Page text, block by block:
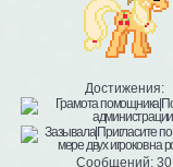
Достижения:
Сообщений: 30